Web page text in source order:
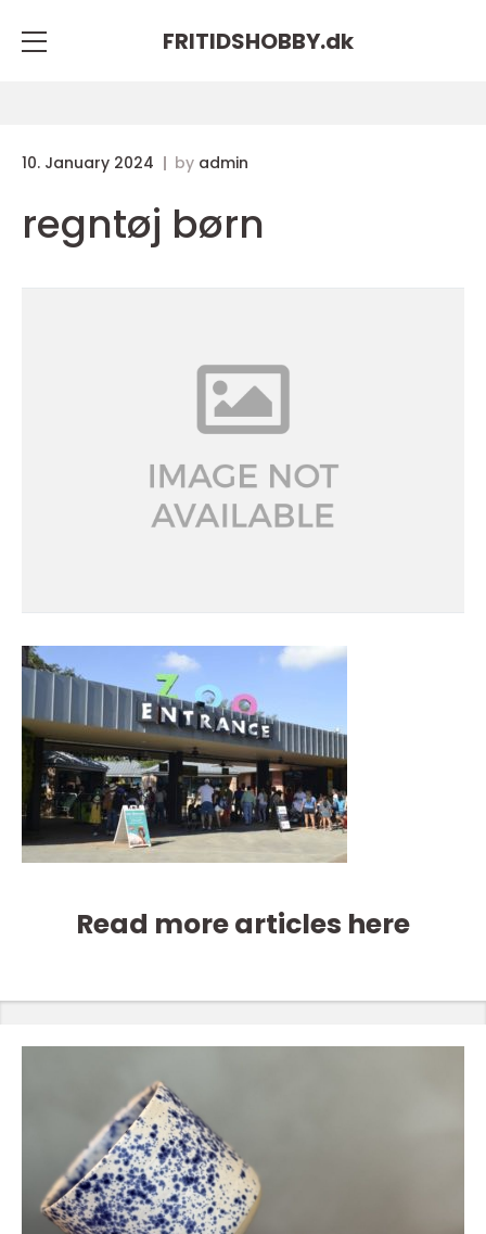
FRITIDSHOBBY.dk
10. January 2024 by admin
regntøj børn
Read more articles here